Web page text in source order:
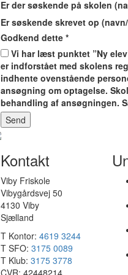
Er der søskende på skolen
Er søskende skrevet op
Godkend dette *
Vi har læst punktet ”Ny
er indforstået med skolens
indhente ovenstående
ansøgning om optagelse.
behandling af ansøgningen.
Send
Kontakt
Viby Friskole
Vibygårdsvej 50
4130 Viby
Sjælland
T Kontor: 4619 3244
T SFO: 3175 0089
T Klub: 3175 3778